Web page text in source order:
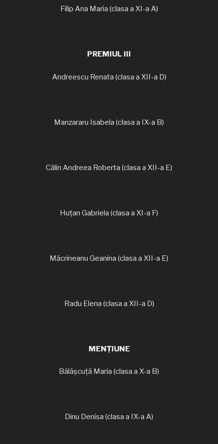
Filip Ana Maria (clasa a XI-a A)
PREMIUL III
Andreescu Renata (clasa a XII-a D)
Manzararu Isabela (clasa a IX-a B)
Călin Andreea Roberta (clasa a XII-a E)
Huțan Gabriela (clasa a XI-a F)
Măcrineanu Geanina (clasa a XII-a E)
Radu Elena (clasa a XII-a D)
MENȚIUNE
Bălășcuță Maria (clasa a X-a B)
Dinu Denisa (clasa a IX-a A)